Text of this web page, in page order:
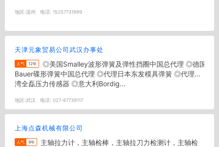
地区:温州 电话: 15257731999
天津元象贸易公司武汉办事处
人气 12年
Bauer碟形弹簧中国总代理 ◎代理日本东发模具弹簧 ◎代理台
湾全磊压力传感器 ◎意大利Bordig...
地区:武汉 电话: 027-87739117
上海点森机械有限公司
人气 9年